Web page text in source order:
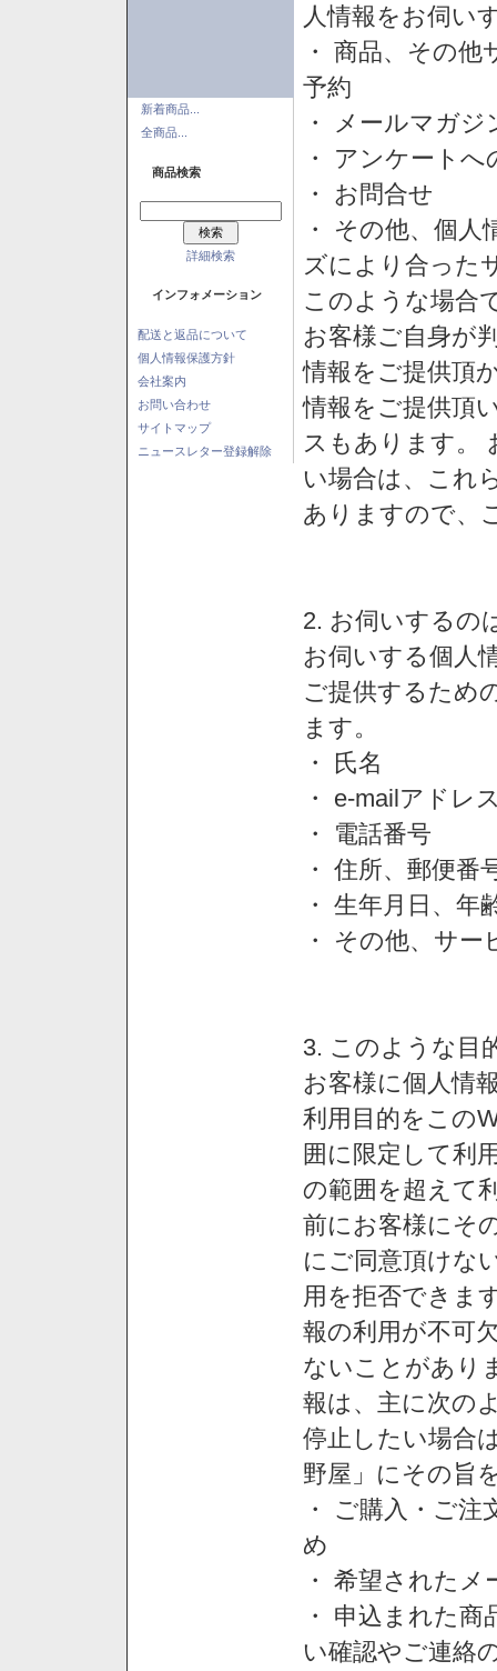
新着商品...
全商品...
商品検索
詳細検索
インフォメーション
配送と返品について
個人情報保護方針
会社案内
お問い合わせ
サイトマップ
ニュースレター登録解除
人情報をお伺い
・ 商品、その
予約
・ メールマガ
・ アンケートへ
・ お問合せ
・ その他、個
ズにより合った
このような場合
お客様ご自身が
情報をご提供頂
情報をご提供頂
スもあります。
い場合は、これ
ありますので、
2. お伺いするの
お伺いする個人
ご提供するため
ます。
・ 氏名
・ e-mailアドレ
・ 電話番号
・ 住所、郵便番
・ 生年月日、年
・ その他、サ
3. このような目
お客様に個人情
利用目的をこの
囲に限定して利
の範囲を超えて
前にお客様にそ
にご同意頂けな
用を拒否できま
報の利用が不可
ないことがあり
報は、主に次の
停止したい場合
野屋」にその旨
・ ご購入・ご
め
・ 希望された
・ 申込まれた
い確認やご連絡